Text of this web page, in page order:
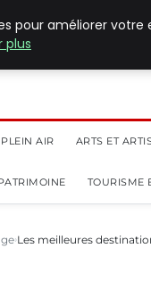
AIR ARTS ET
TOURISME
Les meilleures
pour améliorer
plus